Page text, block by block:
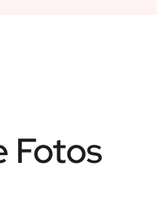
Fotos